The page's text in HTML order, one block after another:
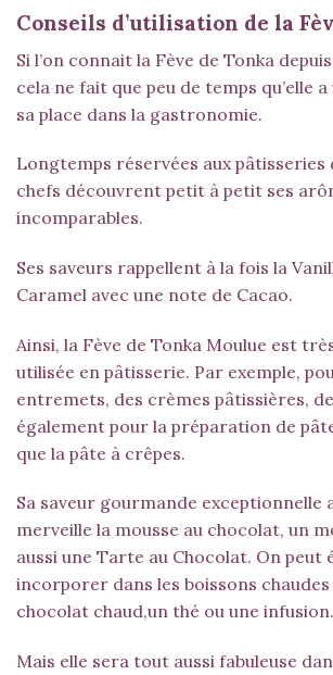
Conseils d’utilisation de la
Si l’on connait la Fève de Tonka
cela ne fait que peu de temps qu’elle
sa place dans la gastronomie.
Longtemps réservées aux pâtisseries
chefs découvrent petit à petit ses
incomparables.
Ses saveurs rappellent à la fois la
Caramel avec une note de Cacao.
Ainsi, la Fève de Tonka Moulue est
utilisée en pâtisserie. Par exemple,
entremets, des crèmes pâtissières,
également pour la préparation de
que la pâte à crêpes.
Sa saveur gourmande exceptionnelle
merveille la mousse au chocolat, un
aussi une Tarte au Chocolat. On peut
incorporer dans les boissons
chocolat chaud,un thé ou une
Mais elle sera tout aussi fabuleuse